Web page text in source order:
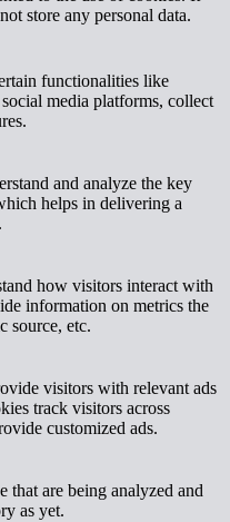
store any personal data.
functionalities like
media platforms, collect
and analyze the key
helps in delivering a
how visitors interact with
information on metrics the
source, etc.
visitors with relevant ads
track visitors across
customized ads.
that are being analyzed and
as yet.